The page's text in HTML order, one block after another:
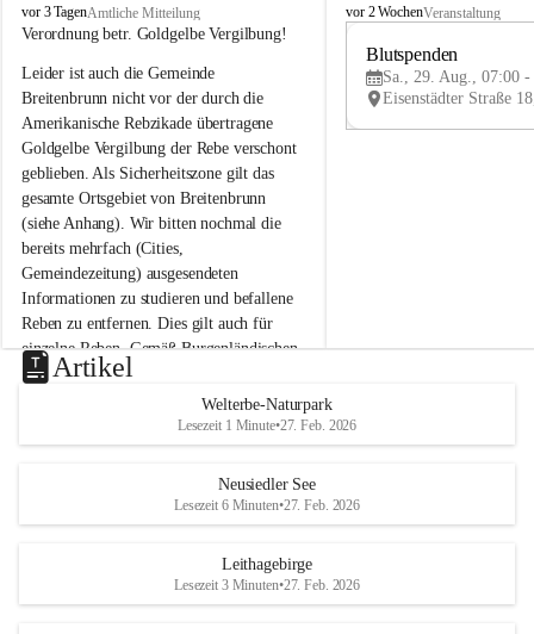
B
r
i
t
e
n
b
r
u
n
n
a
m
N
e
u
s
d
S
vor 3 TagenAmtliche Mitteilung
Verordnung betr. Goldgelbe Vergilbung!
Leider ist auch die Gemeinde
Breitenbrunn nicht vor der durch die
Amerikanische Rebzikade übertragene
Goldgelbe Vergilbung der Rebe verschont
geblieben. Als Sicherheitszone gilt das
gesamte Ortsgebiet von Breitenbrunn
(siehe Anhang). Wir bitten nochmal die
bereits mehrfach (Cities,
Gemeindezeitung) ausgesendeten
Informationen zu studieren und befallene
Reben zu entfernen. Dies gilt auch für
einzelne Reben. Gemäß Burgenländischen
Weinbaugesetz sind nicht gepflegte oder
unzulässige Weingärten zu roden! Bitte
helfen wir zusammen um unsere Winzer
vor den prognostizierten Ernteausfällen
und den daraus folgenden wirtschaftlichen
Maßnahmen zur Bekämpfung
B
e
u
e
d
r
S
vor 2 WochenVeranstaltung
Blutspenden
Sa., 29. Aug., 07:00 -
Artikel
Welterbe-Naturpark
Lesezeit 1 Minute•27. Feb. 2026
Neusiedler See
Lesezeit 6 Minuten•27. Feb. 2026
Leithagebirge
Lesezeit 3 Minuten•27. Feb. 2026